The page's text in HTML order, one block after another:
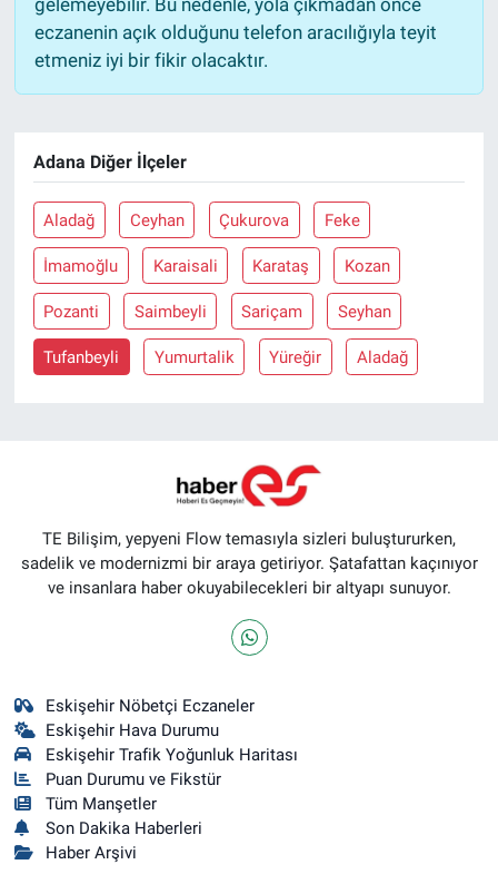
eczanenin açık olduğunu telefon aracılığıyla teyit
etmeniz iyi bir fikir olacaktır.
Adana Diğer İlçeler
Aladağ Ceyhan Çukurova Feke
İmamoğlu Karaisali Karataş Kozan
Pozanti Saimbeyli Sariçam Seyhan
Tufanbeyli Yumurtalik Yüreğir Aladağ
TE Bilişim, yepyeni Flow temasıyla sizleri buluştururken,
sadelik ve modernizmi bir araya getiriyor. Şatafattan kaçınıyor
ve insanlara haber okuyabilecekleri bir altyapı sunuyor.
Eskişehir Nöbetçi Eczaneler
Eskişehir Hava Durumu
Eskişehir Trafik Yoğunluk Haritası
Puan Durumu ve Fikstür
Tüm Manşetler
Son Dakika Haberleri
Haber Arşivi